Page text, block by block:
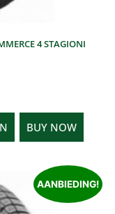
4 STAGIONI
BUY NOW
AANBIEDING!